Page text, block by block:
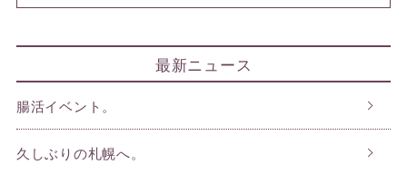
最新ニュース
腸活イベント。
久しぶりの札幌へ。